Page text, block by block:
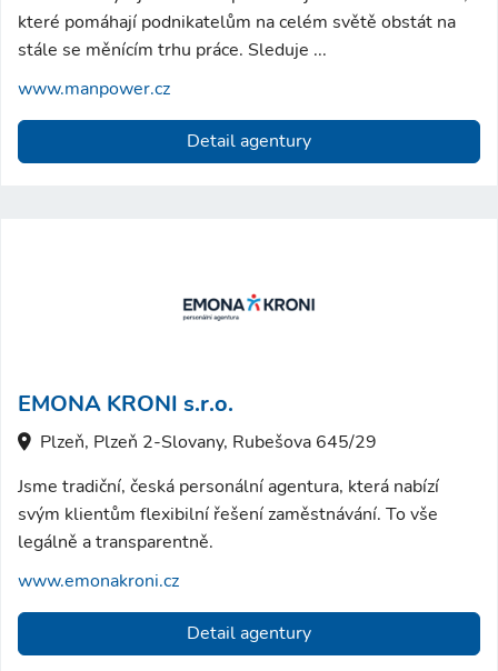
které pomáhají podnikatelům na celém světě obstát na
stále se měnícím trhu práce. Sleduje ...
www.manpower.cz
Detail agentury
EMONA KRONI s.r.o.
Plzeň, Plzeň 2-Slovany, Rubešova 645/29
Jsme tradiční, česká personální agentura, která nabízí
svým klientům flexibilní řešení zaměstnávání. To vše
legálně a transparentně.
www.emonakroni.cz
Detail agentury